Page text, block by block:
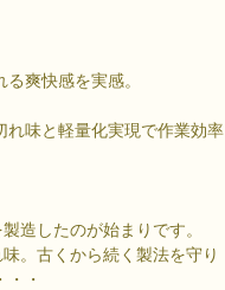
爽快感を実感。
れ味と軽量化実現で作業効率
造したのが始まりです。
。古くから続く製法を守り
・